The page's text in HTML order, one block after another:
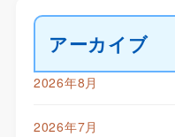
アーカイブ
2026年8月
2026年7月